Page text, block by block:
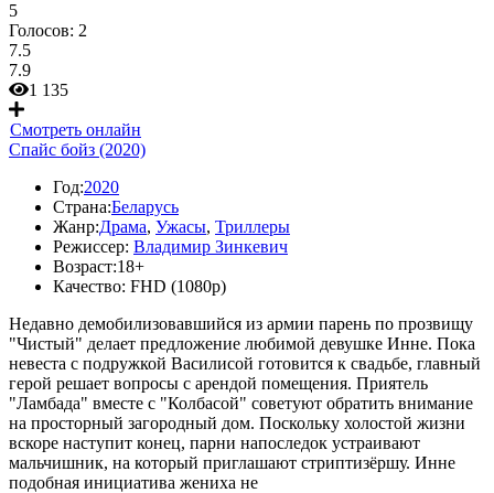
5
Голосов: 2
7.5
7.9
1 135
Смотреть онлайн
Спайс бойз (2020)
Год:2020
Страна:Беларусь
Жанр:Драма, Ужасы, Триллеры
Режиссер: Владимир Зинкевич
Возраст:18+
Качество: FHD (1080p)
Недавно демобилизовавшийся из армии парень по прозвищу
"Чистый" делает предложение любимой девушке Инне. Пока
невеста с подружкой Василисой готовится к свадьбе, главный
герой решает вопросы с арендой помещения. Приятель
"Ламбада" вместе с "Колбасой" советуют обратить внимание
на просторный загородный дом. Поскольку холостой жизни
вскоре наступит конец, парни напоследок устраивают
мальчишник, на который приглашают стриптизёршу. Инне
подобная инициатива жениха не